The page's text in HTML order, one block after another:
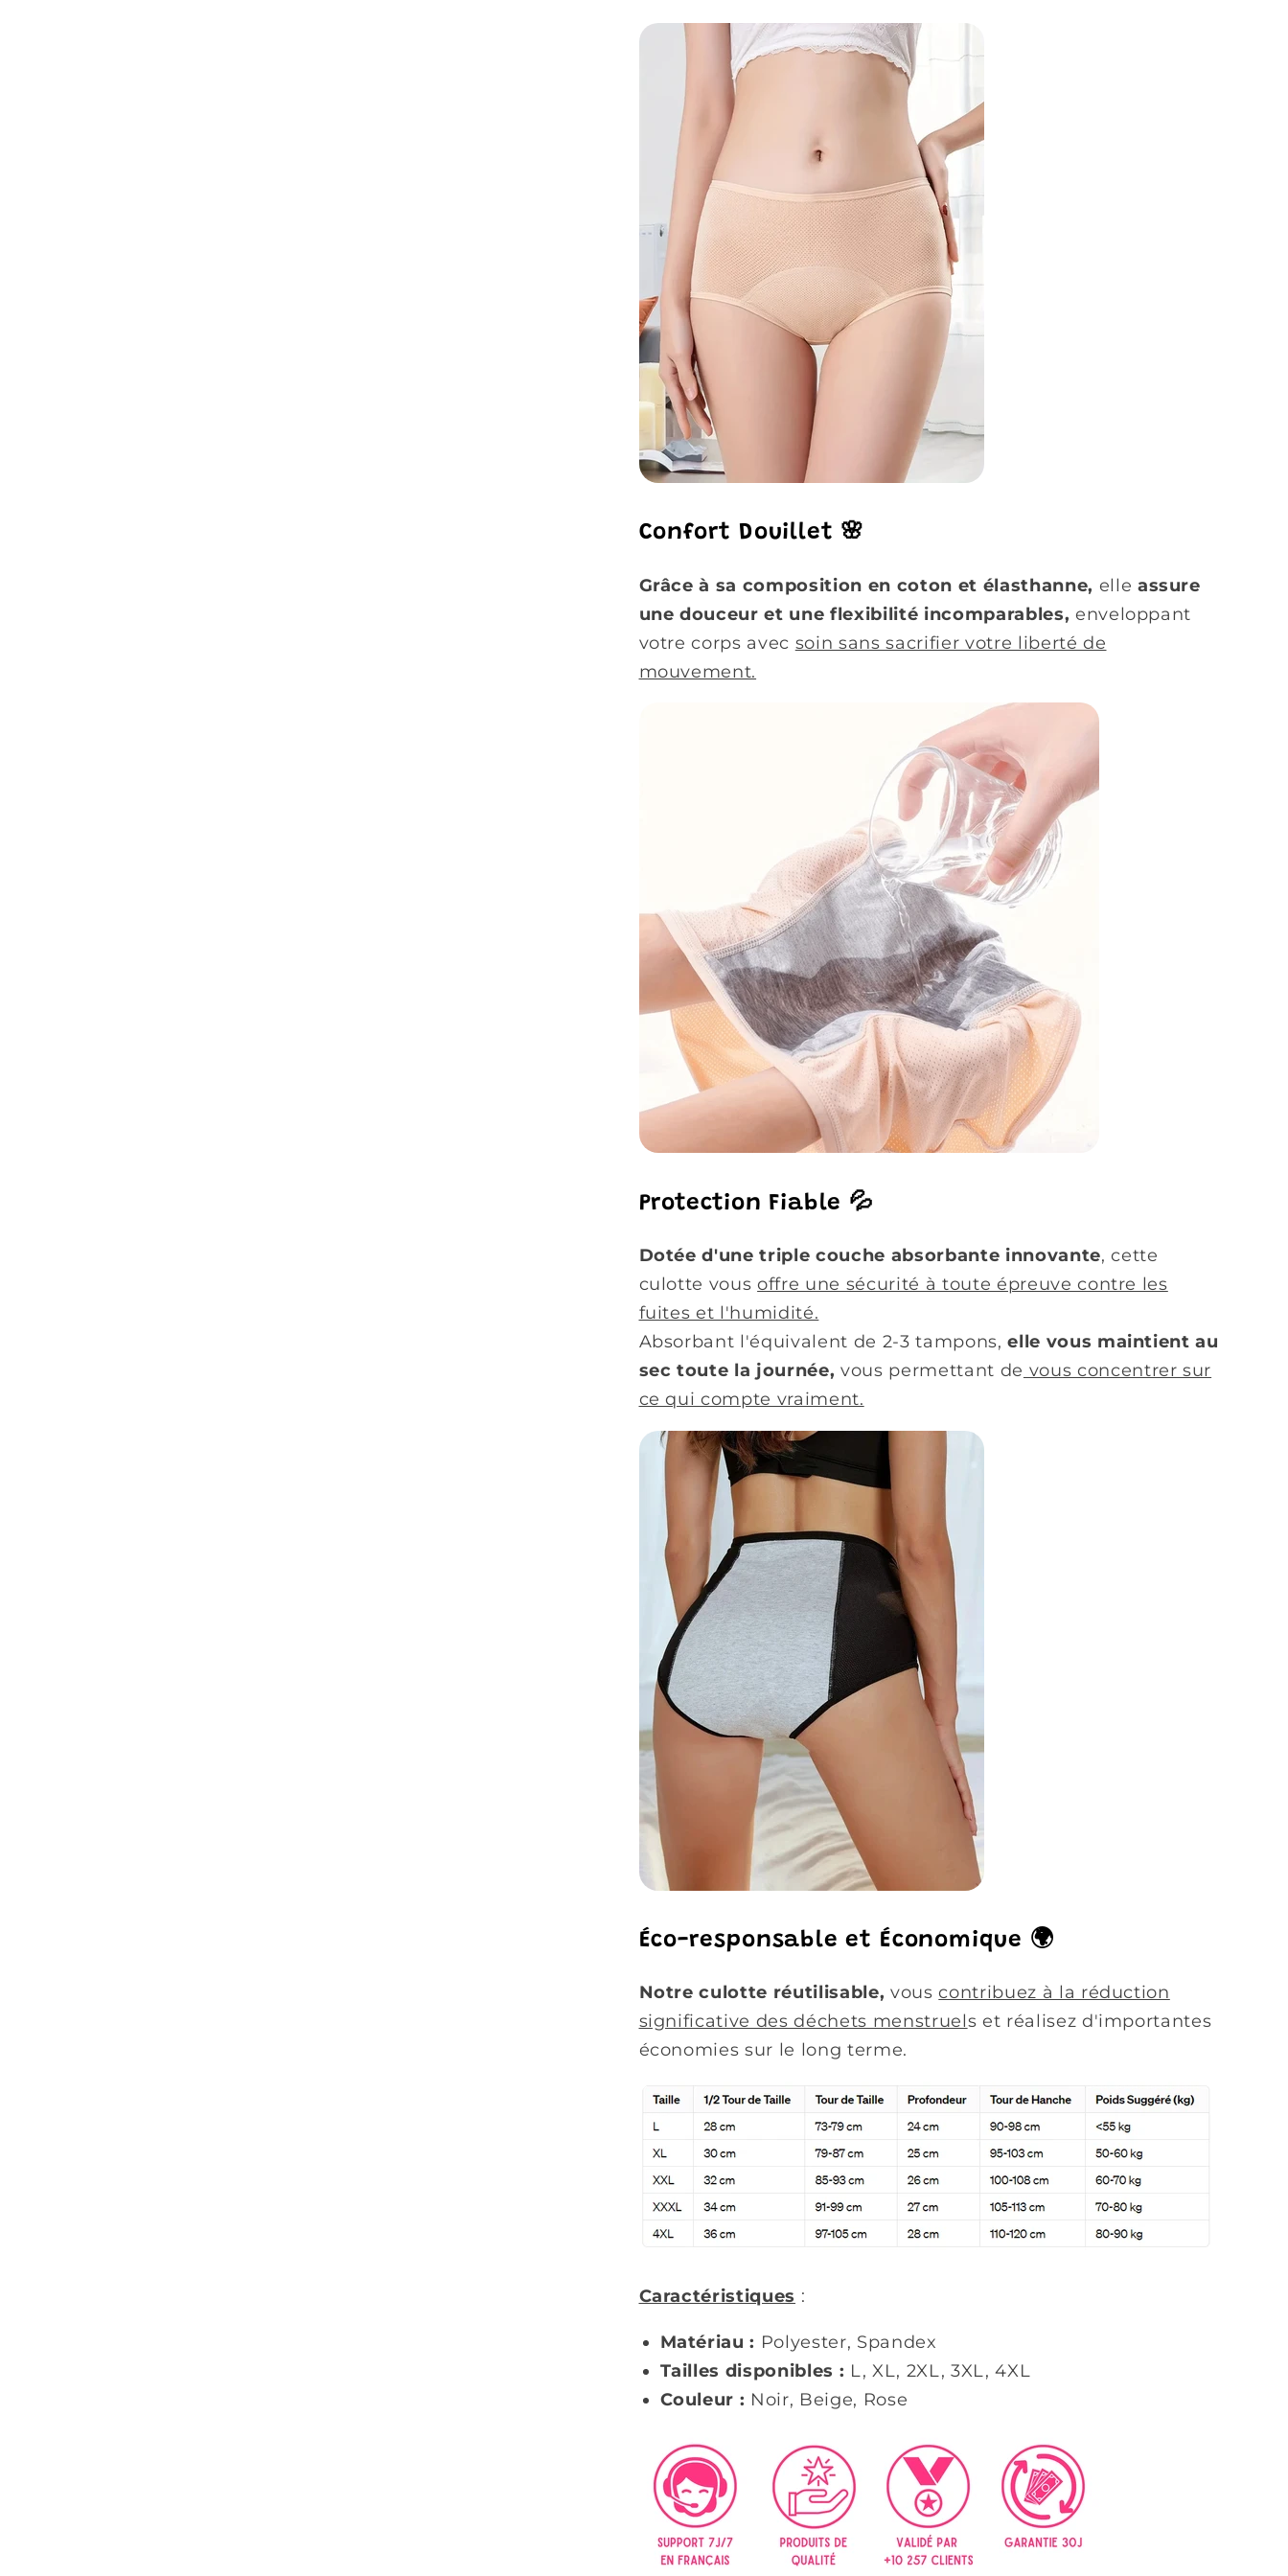
Confort Douillet 🌸
Grâce à sa composition en coton et élasthanne, elle assure
une douceur et une flexibilité incomparables, enveloppant
votre corps avec soin sans sacrifier votre liberté de
mouvement.
Protection Fiable 💦
Dotée d'une triple couche absorbante innovante, cette
culotte vousoffre une sécurité à toute épreuve contre les
fuites et l'humidité.
Absorbant l'équivalent de 2-3 tampons,elle vous maintient au
sec toute la journée, vous permettant de vous concentrer sur
ce qui compte vraiment.
Éco-responsable et Économique 🌍
Notre culotte réutilisable, vouscontribuez à la réduction
significative des déchets menstruels et réalisez d'importantes
économies sur le long terme.
Caractéristiques :
Matériau : Polyester, Spandex
Tailles disponibles : L, XL, 2XL, 3XL, 4XL
Couleur : Noir, Beige, Rose